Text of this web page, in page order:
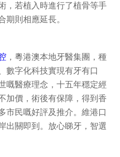
，若植入時進行了植骨等手
期則相應延長。
，粵港澳本地牙醫集團，種
數字化科技實現有牙有口
嘅醫療理念，十五年穩定經
加價，術後有保障，得到香
市民嘅好評及推介。維港口
出關即到。放心睇牙，智選